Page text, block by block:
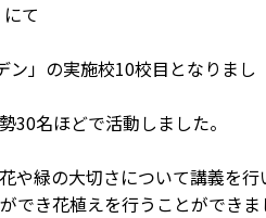
て
」の実施校10校目となりまし
30名ほどで活動しました。
や緑の大切さについて講義を行
でき花植えを行うことができま